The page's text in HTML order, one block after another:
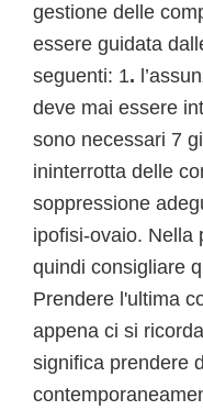
gestione delle
essere guidata
seguenti: 1.
deve mai essere
sono necessari 7
ininterrotta delle
soppressione
ipofisi-ovaio. Nella
quindi consigliare
Prendere l'ultima
appena ci si
significa prendere